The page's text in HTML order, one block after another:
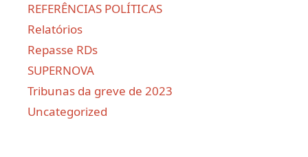
REFERÊNCIAS POLÍTICAS
Relatórios
Repasse RDs
SUPERNOVA
Tribunas da greve de 2023
Uncategorized